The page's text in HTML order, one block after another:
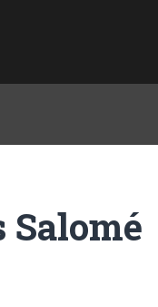
Salomé